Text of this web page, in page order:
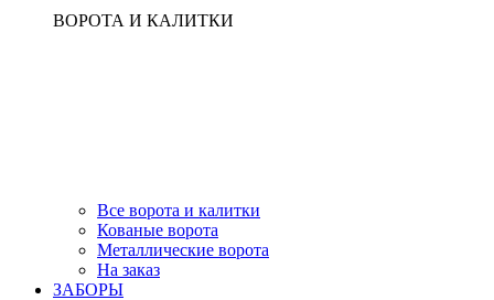
ВОРОТА И КАЛИТКИ
Все ворота и калитки
Кованые ворота
Металлические ворота
На заказ
ЗАБОРЫ